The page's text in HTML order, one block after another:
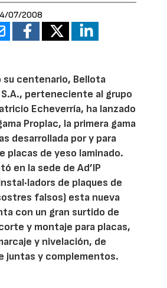
07/2008
su centenario, Bellota
perteneciente al grupo
Echeverría, ha lanzado
Proplac, la primera gama
desarrollada por y para
placas de yeso laminado.
en la sede de Ad’IP
de plaques de
falsos) esta nueva
con un gran surtido de
y montaje para placas,
y nivelación, de
juntas y complementos.